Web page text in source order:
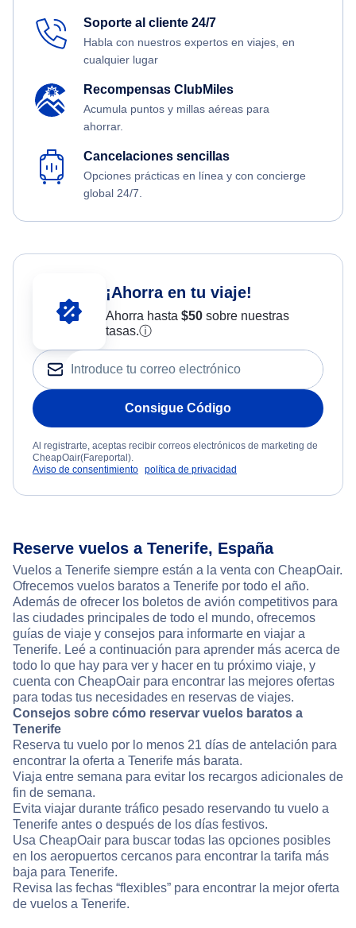
Soporte al cliente 24/7
Habla con nuestros expertos en viajes, en
cualquier lugar
Recompensas ClubMiles
Acumula puntos y millas aéreas para
ahorrar.
Cancelaciones sencillas
Opciones prácticas en línea y con concierge
global 24/7.
¡Ahorra en tu viaje!
Ahorra hasta $50sobre nuestras
tasas.ⓘ
Consigue Código
Al registrarte, aceptas recibir correos electrónicos de marketing de
CheapOair(Fareportal).
Aviso de consentimiento política de privacidad
Reserve vuelos a Tenerife, España
Vuelos a Tenerife siempre están a la venta con CheapOair.
Ofrecemos vuelos baratos a Tenerife por todo el año.
Además de ofrecer los boletos de avión competitivos para
las ciudades principales de todo el mundo, ofrecemos
guías de viaje y consejos para informarte en viajar a
Tenerife. Leé a continuación para aprender más acerca de
todo lo que hay para ver y hacer en tu próximo viaje, y
cuenta con CheapOair para encontrar las mejores ofertas
para todas tus necesidades en reservas de viajes.
Consejos sobre cómo reservar vuelos baratos a
Tenerife
Reserva tu vuelo por lo menos 21 días de antelación para
encontrar la oferta a Tenerife más barata.
Viaja entre semana para evitar los recargos adicionales de
fin de semana.
Evita viajar durante tráfico pesado reservando tu vuelo a
Tenerife antes o después de los días festivos.
Usa CheapOair para buscar todas las opciones posibles
en los aeropuertos cercanos para encontrar la tarifa más
baja para Tenerife.
Revisa las fechas “flexibles” para encontrar la mejor oferta
de vuelos a Tenerife.